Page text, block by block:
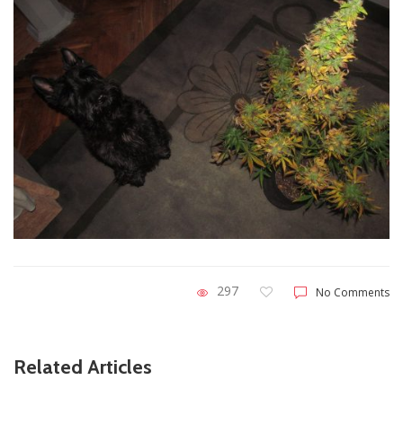
297 No Comments
Related Articles